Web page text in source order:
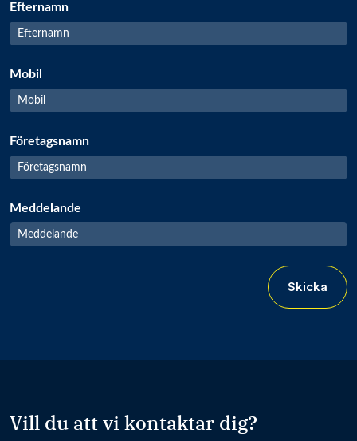
Efternamn
Mobil
Företagsnamn
Meddelande
Skicka
Vill du att vi kontaktar dig?